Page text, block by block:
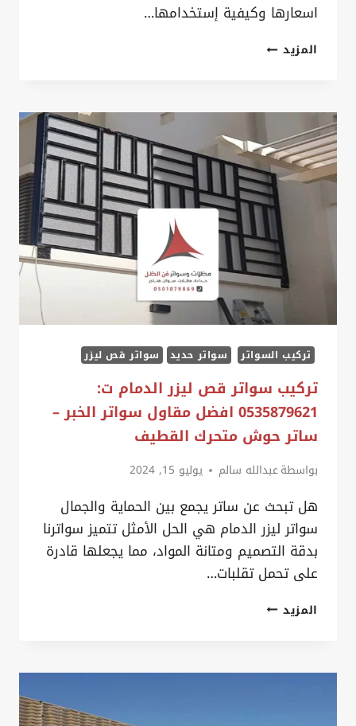
اسعارها وكيفية إستخدامها…
المزيدتركيب
بالدمام
ت:
0535879621
تركيب
ساتر
على
الجدار
في
الخبر
تركيب السواتر سواتر حديد سواتر قص ليزر
تركيب سواتر قص ليزر الدمام ت:
0535879621 افضل مقاول سواتر الخبر –
ساتر حوش متحرك القطيف
بواسطةعبدالله سالم يوليو 15, 2024
هل تبحث عن ساتر يجمع بين الحماية والجمال
سواتر ليزر الدمام هي الحل الأمثل تتميز سواترنا
بدقة التصميم ومتانة المواد، مما يجعلها قادرة
على تحمل تقلبات…
المزيدتركيب
ليزر